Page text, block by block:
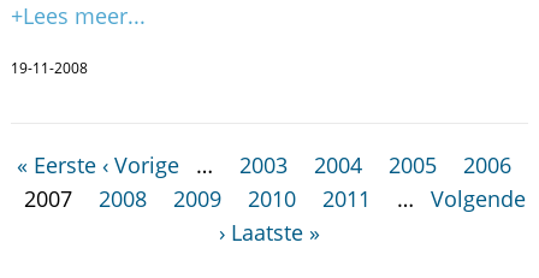
+Lees meer...
19-11-2008
« Eerste ‹ Vorige … 2003 2004 2005
2006
2007
2008 2009 2010 2011 …
Volgende
› Laatste »